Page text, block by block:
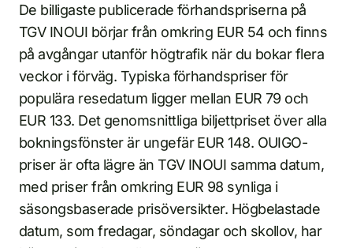
De billigaste publicerade förhandspriserna på
TGV INOUI börjar från omkring EUR 54 och finns
på avgångar utanför högtrafik när du bokar flera
veckor i förväg. Typiska förhandspriser för
populära resedatum ligger mellan EUR 79 och
EUR 133. Det genomsnittliga biljettpriset över alla
bokningsfönster är ungefär EUR 148. OUIGO-
priser är ofta lägre än TGV INOUI samma datum,
med priser från omkring EUR 98 synliga i
säsongsbaserade prisöversikter. Högbelastade
datum, som fredagar, söndagar och skollov, har